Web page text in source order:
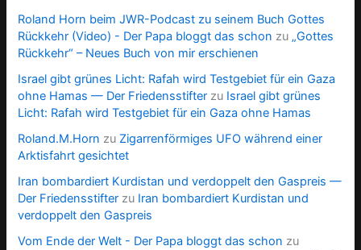
Roland Horn beim JWR-Podcast zu seinem Buch Gottes
Rückkehr (Video) - Der Papa bloggt das schon zu „Gottes
Rückkehr“ – Neues Buch von mir erschienen
Israel gibt grünes Licht: Rafah wird Testgebiet für ein Gaza
ohne Hamas — Der Friedensstifter zu Israel gibt grünes
Licht: Rafah wird Testgebiet für ein Gaza ohne Hamas
Roland.M.Horn zu Zigarrenförmiges UFO während einer
Arktisfahrt gesichtet
Iran bombardiert Kurdistan und verdoppelt den Gaspreis —
Der Friedensstifter zu Iran bombardiert Kurdistan und
verdoppelt den Gaspreis
Vom Ende der Welt - Der Papa bloggt das schon zu